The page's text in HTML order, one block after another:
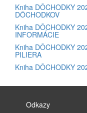
Kniha DÔCHODKY
DÔCHODKOV
Kniha DÔCHODKY
INFORMÁCIE
Kniha DÔCHODKY
PILIERA
Kniha DÔCHODKY
Odkazy